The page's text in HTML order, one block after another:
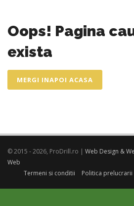
Oops! Pagina
exista
MERGI INAPOI ACASA
© 2015 - 2026, ProDrill.ro | Web Design &
Web
Termeni si conditii
Politica